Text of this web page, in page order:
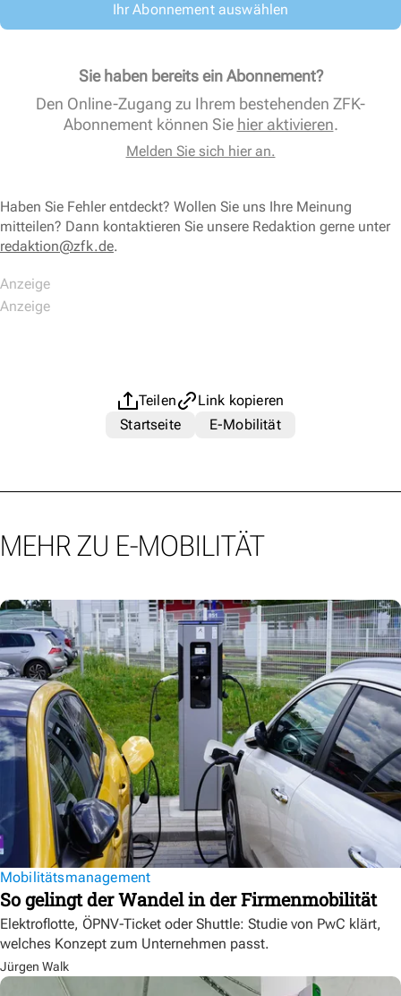
Ihr Abonnement auswählen
Sie haben bereits ein Abonnement?
Den Online-Zugang zu Ihrem bestehenden ZFK-
Abonnement können Sie hier aktivieren.
Melden Sie sich hier an.
Haben Sie Fehler entdeckt? Wollen Sie uns Ihre Meinung
mitteilen? Dann kontaktieren Sie unsere Redaktion gerne unter
redaktion@zfk.de.
Teilen
Link kopieren
Startseite
E-Mobilität
MEHR ZU E-MOBILITÄT
Mobilitätsmanagement
So gelingt der Wandel in der Firmenmobilität
Elektroflotte, ÖPNV-Ticket oder Shuttle: Studie von PwC klärt,
welches Konzept zum Unternehmen passt.
Jürgen Walk